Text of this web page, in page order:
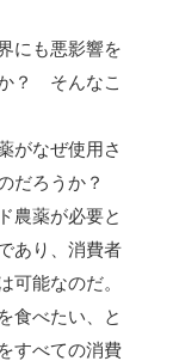
にも悪影響を
？ そんなこ
がなぜ使用さ
だろうか？
農薬が必要と
あり、消費者
可能なのだ。
食べたい、と
すべての消費